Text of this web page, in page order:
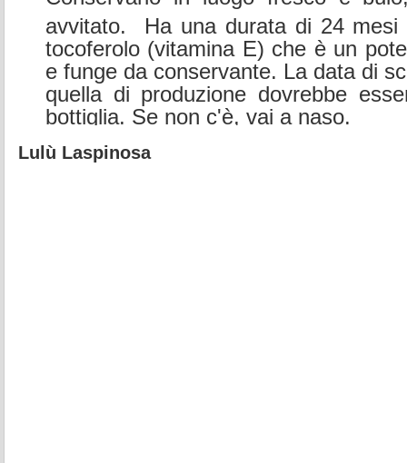
avvitato. Ha una durata di 24 mesi
tocoferolo (vitamina E) che è un
e funge da conservante. La data di
quella di produzione dovrebbe
bottiglia. Se non c'è, vai a naso.
Lulù Laspinosa